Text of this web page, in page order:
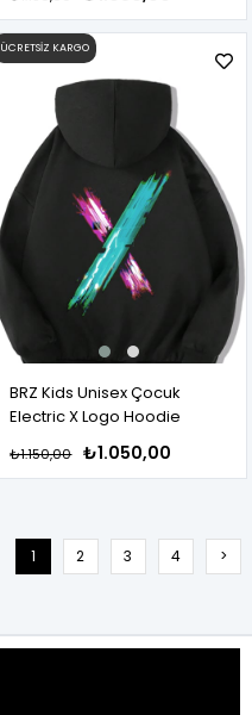
BRZ Kids Unisex Çocuk
Electric X Logo Hoodie
₺1.050,00
₺1.150,00
ÜCRETSIZ KARGO
1 2 3 4 >